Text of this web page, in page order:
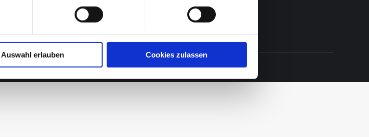
Auswahl erlauben Cookies zulassen
Kommentar-Feed
WordPress.org